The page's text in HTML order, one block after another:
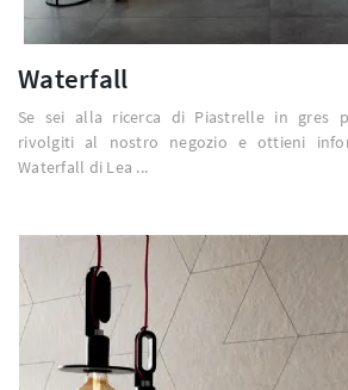
Waterfall
Se sei alla ricerca di Piastrelle in gres
rivolgiti al nostro negozio e ottieni
Waterfall di Lea ...